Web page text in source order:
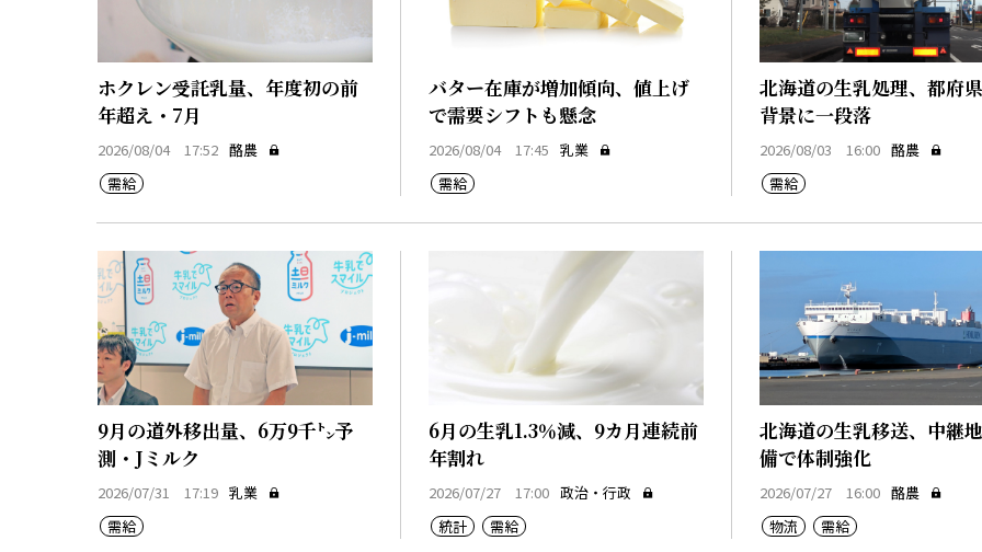
ホクレン受託乳量、年度初の前
年超え・7月
2026/08/04 17:52 酪農
需給
バター在庫が増加傾向、値上げ
で需要シフトも懸念
2026/08/04 17:45 乳業
需給
北海道の生乳処理、都府
背景に一段落
2026/08/03 16:00 酪農
需給
9月の道外移出量、6万9千㌧予
測・Jミルク
2026/07/31 17:19 乳業
需給
6月の生乳1.3％減、9カ月連続前
年割れ
2026/07/27 17:00 政治・行政
統計
需給
北海道の生乳移送、中継
備で体制強化
2026/07/27 16:00 酪農
物流
需給